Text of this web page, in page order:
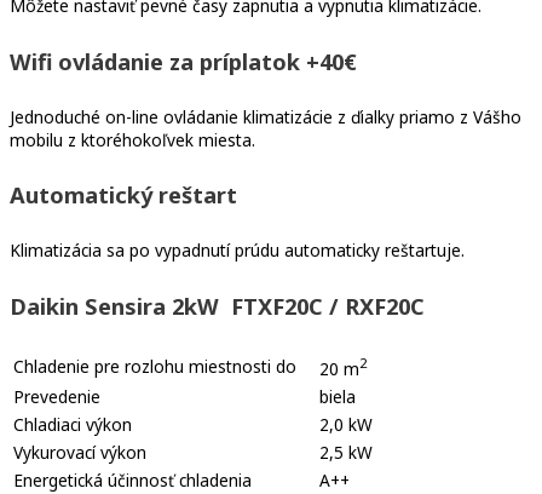
Môžete nastaviť pevné časy zapnutia a vypnutia klimatizácie.
Wifi ovládanie za príplatok +40€
Jednoduché on-line ovládanie klimatizácie z ďialky priamo z Vášho
mobilu z ktoréhokoľvek miesta.
Automatický reštart
Klimatizácia sa po vypadnutí prúdu automaticky reštartuje.
Daikin Sensira 2kW FTXF20C / RXF20C
Chladenie pre rozlohu miestnosti do 20 m2
Prevedenie
biela
Chladiaci výkon
2,0 kW
Vykurovací výkon
2,5 kW
Energetická účinnosť chladenia
A++